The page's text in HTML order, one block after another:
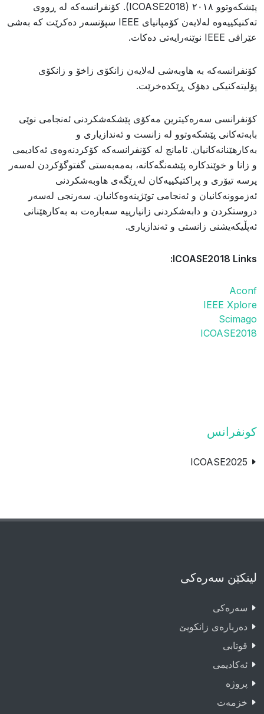
پێشکەوتوو ٢٠١٨ (ICOASE2018). کۆنفرانسەکە لە ڕووی
تەکنیکییەوە لەلایەن کۆمپانیای IEEE سپۆنسەر دەکرێت کە بەشی
عێراقی IEEE نوێنەرایەتی دەکات.
کۆنفرانسەکە بە هاوبەشی لەلایەن زانکۆی زاخۆ و زانکۆی
پۆلیتەکنیکی دهۆک ڕێکدەخرێت.
کۆنفرانسی سەرەکیترین مەکۆی پێشکەشکردنی ئەنجامی نوێی
بابەتەکانی پێشکەوتوو لە زانست و ئەندازیاری و
بەکارهێنانەکانیان. ئامانج لە کۆنفرانسەکە کۆکردنەوەی ئەکادیمی
و زانا و خوێندکارە پێشەنگەکانە، بەمەبەستی گفتوگۆکردن لەسەر
پرسە تیۆری و پراکتیکییەکان لەڕێگەی هاوبەشکردنی
ئەزموونەکانیان و ئەنجامی توێژینەوەکانیان. سەرنجی لەسەر
دروستکردن و دابەشکردنی زانیارییە سەبارەت بە بەکارهێنانی
ئەپڵیکەیشنی زانستی و ئەندازیاری.
ICOASE2018 Links:
Aconf
IEEE Xplore
Scimago
ICOASE2018
كونفرانس
ICOASE2025
لینکێن سەرەکی
سەرەکى
دەربارەى زانکویێ
قوتابى
ئەکادیمى
پروژە
خزمەت